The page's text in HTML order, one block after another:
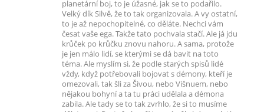
planetární boj, to je úžasné, jak se to podařilo.
Velký dík Silvě, že to tak organizovala. A vy ostatní,
to je až nepochopitelné, co děláte. Nechci vám
česat vaše ega. Takže tato pochvala stačí. Ale já jdu
krůček po krůčku znovu nahoru. A sama, protože
je jen málo lidí, se kterými se dá bavit na toto
téma. Ale myslím si, že podle starých spisů lidé
vždy, když potřebovali bojovat s démony, kteří je
omezovali, tak šli za Šivou, nebo Višnuem, nebo
nějakou bohyní a ta tu práci udělala a démona
zabila. Ale tady se to tak zvrhlo, že si to musíme